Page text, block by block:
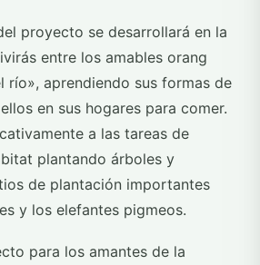
proyecto se desarrollará en la
entre los amables orang
río», aprendiendo sus formas de
en sus hogares para comer.
a las tareas de
plantando árboles y
de plantación importantes
y los elefantes pigmeos.
para los amantes de la